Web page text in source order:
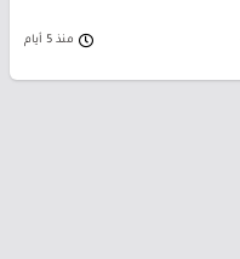
منذ 5 أيام